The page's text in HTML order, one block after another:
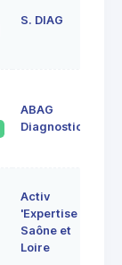
S. DIAG
ABAG
Diagnostics
Activ
'Expertise
Saône et
Loire